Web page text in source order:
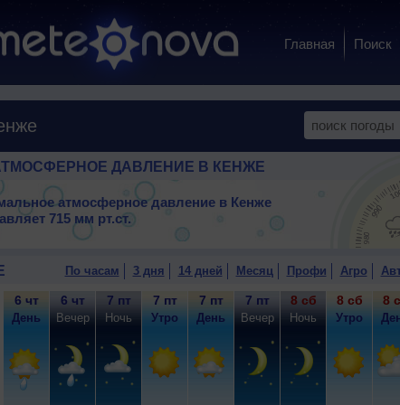
Главная Поиск
ДАВЛЕНИЕ В КЕНЖЕ
атмосферное давление в Кенже
715 мм рт.ст.
По часам 3 дня 14 дней Месяц Профи Агро
6 чт
День
6 чт
Вечер
7 пт
Ночь
7 пт
Утро
7 пт
День
7 пт
Вечер
8 сб
Ночь
8 сб
Утро
8